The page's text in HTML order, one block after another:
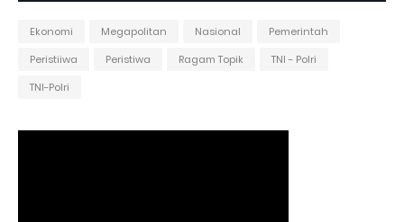
Ekonomi Megapolitan Nasional
Pemerintah
Peristiiwa
Peristiwa Ragam Topik
TNI - Polri
TNI-Polri